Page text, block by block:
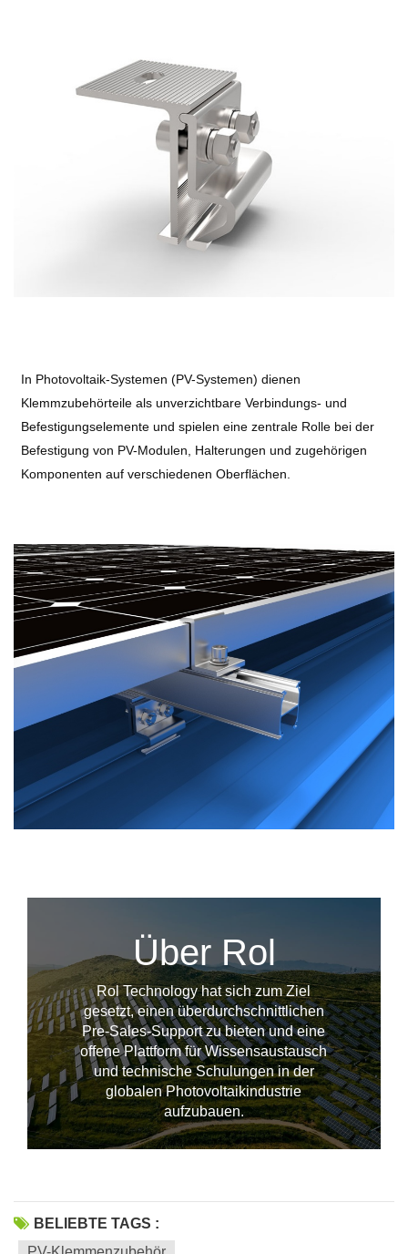
In Photovoltaik-Systemen (PV-Systemen) dienen
Klemmzubehörteile als unverzichtbare Verbindungs- und
Befestigungselemente und spielen eine zentrale Rolle bei der
Befestigung von PV-Modulen, Halterungen und zugehörigen
Komponenten auf verschiedenen Oberflächen.
Über Rol
Rol Technology hat sich zum Ziel
gesetzt, einen überdurchschnittlichen
Pre-Sales-Support zu bieten und eine
offene Plattform für Wissensaustausch
und technische Schulungen in der
globalen Photovoltaikindustrie
aufzubauen.
--------------占位---------------
BELIEBTE TAGS :